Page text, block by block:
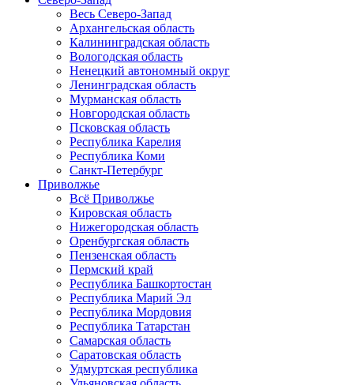
Весь Северо-Запад
Архангельская область
Калининградская область
Вологодская область
Ненецкий автономный округ
Ленинградская область
Мурманская область
Новгородская область
Псковская область
Республика Карелия
Республика Коми
Санкт-Петербург
Приволжье
Всё Приволжье
Кировская область
Нижегородская область
Оренбургская область
Пензенская область
Пермский край
Республика Башкортостан
Республика Марий Эл
Республика Мордовия
Республика Татарстан
Самарская область
Саратовская область
Удмуртская республика